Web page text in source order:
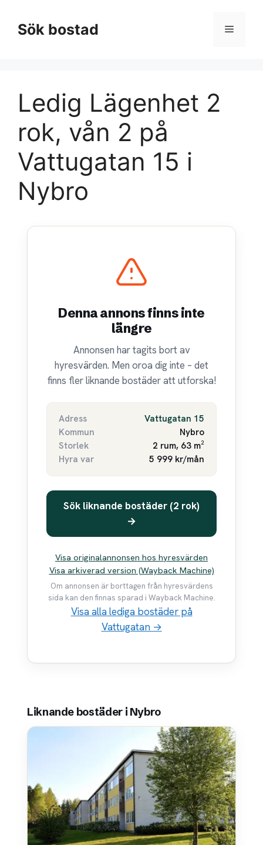
innehållSök bostad Meny
Ledig Lägenhet 2
rok, vån 2 på
Vattugatan 15 i
Nybro
Denna annons finns inte
längre
Annonsen har tagits bort av
hyresvärden. Men oroa dig inte – det
finns fler liknande bostäder att utforska!
Adress
Vattugatan 15
Kommun
Nybro
Storlek
2 rum, 63 m²
Hyra var
5 999 kr/mån
Sök liknande bostäder (2 rok)
→
Visa originalannonsen hos hyresvärden
Visa arkiverad version (Wayback Machine)
Om annonsen är borttagen från hyresvärdens
sida kan den finnas sparad i Wayback Machine.
Visa alla lediga bostäder på
Vattugatan →
Liknande bostäder i Nybro